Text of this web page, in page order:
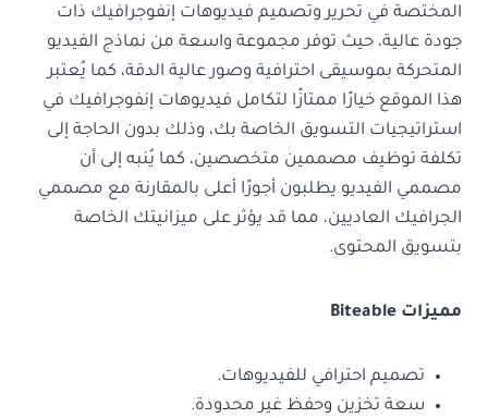
المختصة في تحرير وتصميم فيديوهات إنفوجرافيك ذات
جودة عالية، حيث توفر مجموعة واسعة من نماذج الفيديو
المتحركة بموسيقى احترافية وصور عالية الدقة، كما يُعتبر
هذا الموقع خيارًا ممتازًا لتكامل فيديوهات إنفوجرافيك في
استراتيجيات التسويق الخاصة بك، وذلك بدون الحاجة إلى
تكلفة توظيف مصممين متخصصين، كما يُنبه إلى أن
مصممي الفيديو يطلبون أجورًا أعلى بالمقارنة مع مصممي
الجرافيك العاديين، مما قد يؤثر على ميزانيتك الخاصة
بتسويق المحتوى.
مميزات Biteable
تصميم احترافي للفيديوهات.
سعة تخزين وحفظ غير محدودة.